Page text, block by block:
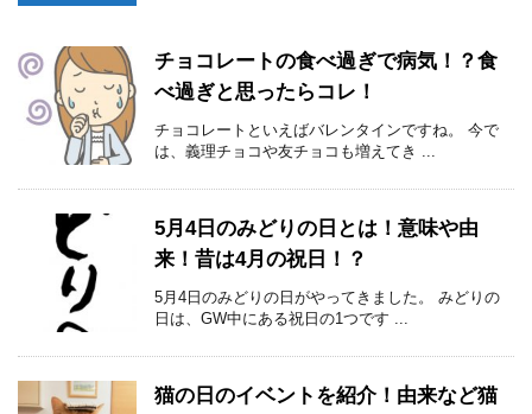
チョコレートの食べ過ぎで病気！？食
べ過ぎと思ったらコレ！
チョコレートといえばバレンタインですね。 今で
は、義理チョコや友チョコも増えてき ...
5月4日のみどりの日とは！意味や由
来！昔は4月の祝日！？
5月4日のみどりの日がやってきました。 みどりの
日は、GW中にある祝日の1つです ...
猫の日のイベントを紹介！由来など猫